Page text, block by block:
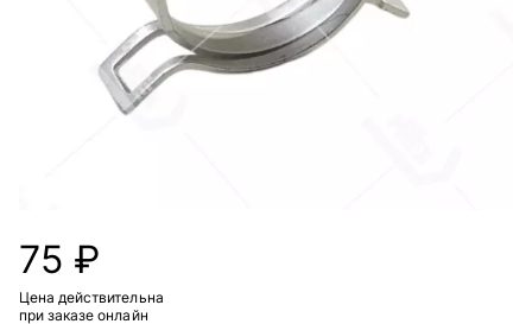
75 ₽
Цена действительна
при заказе онлайн